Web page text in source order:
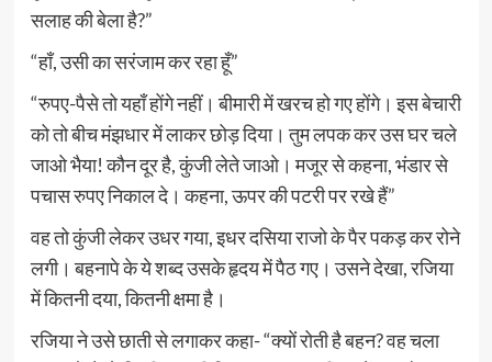
सलाह की बेला है?”
“हाँ, उसी का सरंजाम कर रहा हूँ”
“रुपए-पैसे तो यहाँ होंगे नहीं। बीमारी में खरच हो गए होंगे। इस बेचारी
को तो बीच मंझधार में लाकर छोड़ दिया। तुम लपक कर उस घर चले
जाओ भैया! कौन दूर है, कुंजी लेते जाओ। मजूर से कहना, भंडार से
पचास रुपए निकाल दे। कहना, ऊपर की पटरी पर रखे हैं”
वह तो कुंजी लेकर उधर गया, इधर दसिया राजो के पैर पकड़ कर रोने
लगी। बहनापे के ये शब्द उसके हृदय में पैठ गए। उसने देखा, रजिया
में कितनी दया, कितनी क्षमा है।
रजिया ने उसे छाती से लगाकर कहा- “क्यों रोती है बहन? वह चला